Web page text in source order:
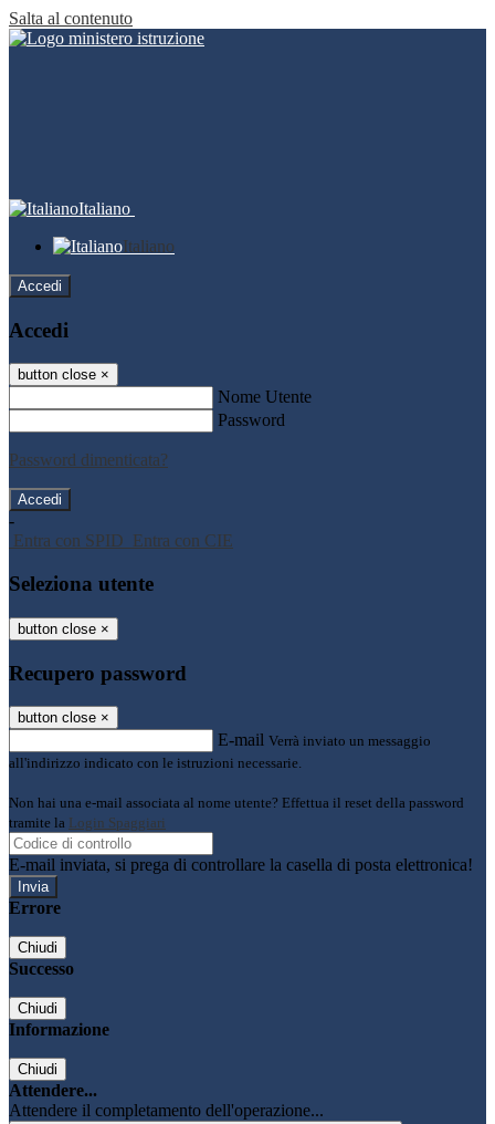
Salta al contenuto
Italiano
Italiano
Accedi
Accedi
button close ×
Nome Utente
Password
Password dimenticata?
-
Entra con SPID Entra con CIE
Seleziona utente
button close ×
Recupero password
button close ×
E-mail Verrà inviato un messaggio
all'indirizzo indicato con le istruzioni necessarie.
Non hai una e-mail associata al nome utente? Effettua il reset della password
tramite la Login Spaggiari
E-mail inviata, si prega di controllare la casella di posta elettronica!
Errore
Chiudi
Successo
Chiudi
Informazione
Chiudi
Attendere...
Attendere il completamento dell'operazione...